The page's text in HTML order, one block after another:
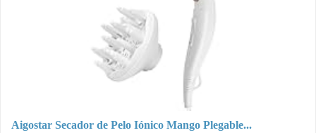
Aigostar Secador de Pelo Iónico Mango Plegable...